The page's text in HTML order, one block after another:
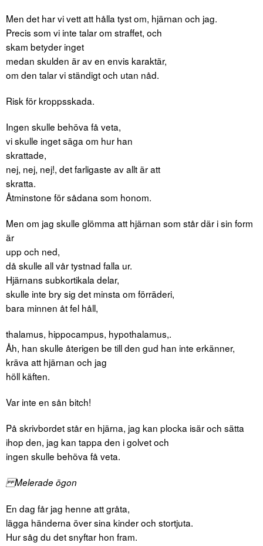
Men det har vi vett att hålla tyst om, hjärnan och jag.
Precis som vi inte talar om straffet, och
skam betyder inget
medan skulden är av en envis karaktär,
om den talar vi ständigt och utan nåd.
Risk för kroppsskada.
Ingen skulle behöva få veta,
vi skulle inget säga om hur han
skrattade,
nej, nej, nej!, det farligaste av allt är att
skratta.
Åtminstone för sådana som honom.
Men om jag skulle glömma att hjärnan som står där i sin form
är
upp och ned,
då skulle all vår tystnad falla ur.
Hjärnans subkortikala delar,
skulle inte bry sig det minsta om förräderi,
bara minnen åt fel håll,
thalamus, hippocampus, hypothalamus,.
Åh, han skulle återigen be till den gud han inte erkänner,
kräva att hjärnan och jag
höll käften.
Var inte en sån bitch!
På skrivbordet står en hjärna, jag kan plocka isär och sätta
ihop den, jag kan tappa den i golvet och
ingen skulle behöva få veta.
Melerade ögon
En dag får jag henne att gråta,
lägga händerna över sina kinder och stortjuta.
Hur såg du det snyftar hon fram.